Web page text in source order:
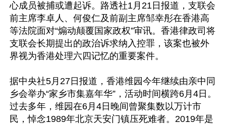
心成员被捕或遭起诉。路透社1月21日报道，支联会
前主席李卓人、何俊仁及前副主席邹幸彤在香港高
等法院面对“煽动颠覆国家政权”审讯。香港律政司将
支联会长期提出的政治诉求纳入控罪，该案也被外
界视为香港处理六四记忆的重要案件。
据中央社5月27日报道，香港维园今年继续由亲中同
乡会举办“家乡市集嘉年华”，活动时间横跨6月4日。
过去多年，维园在6月4日晚间曾聚集数以万计市
民，悼念1989年北京天安门镇压死难者。2019年是